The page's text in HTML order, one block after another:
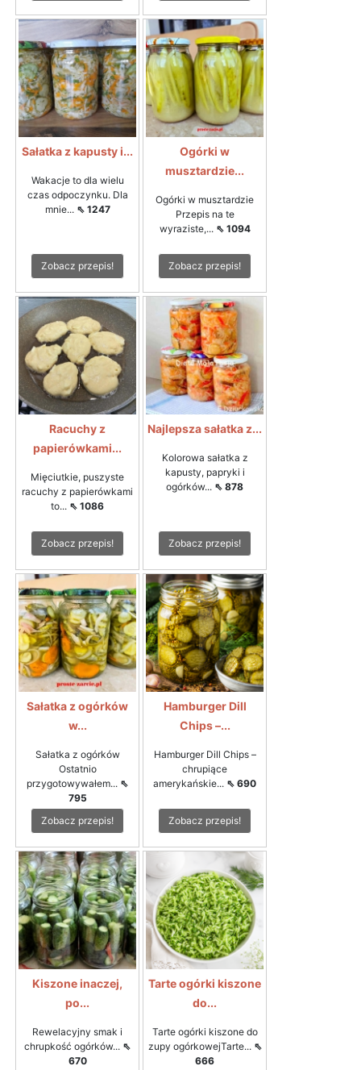
Sałatka z kapusty i...
Wakacje to dla wielu
czas odpoczynku. Dla
mnie... ⇖ 1247
Zobacz przepis!
Ogórki w
musztardzie...
Ogórki w musztardzie
Przepis na te
wyraziste,... ⇖ 1094
Zobacz przepis!
Racuchy z
papierówkami...
Mięciutkie, puszyste
racuchy z papierówkami
to... ⇖ 1086
Zobacz przepis!
Najlepsza sałatka z...
Kolorowa sałatka z
kapusty, papryki i
ogórków... ⇖ 878
Zobacz przepis!
Sałatka z ogórków
w...
Sałatka z ogórków
Ostatnio
przygotowywałem... ⇖
795
Zobacz przepis!
Hamburger Dill
Chips –...
Hamburger Dill Chips –
chrupiące
amerykańskie... ⇖ 690
Zobacz przepis!
Kiszone inaczej,
po...
Rewelacyjny smak i
chrupkość ogórków... ⇖
670
Tarte ogórki kiszone
do...
Tarte ogórki kiszone do
zupy ogórkowejTarte... ⇖
666